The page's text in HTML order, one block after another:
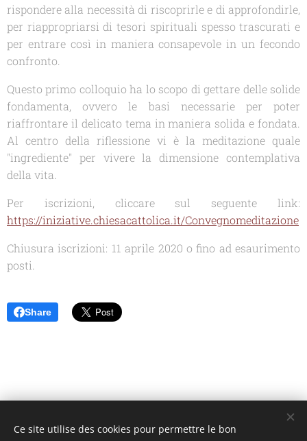
rispondere alla necessità di riscoprirle e di approfondirle,
per riappropriarsi di tesori spirituali spesso trascurati e
per entrare così in maniera consapevole in un fecondo
confronto.
Questo primo colloquio ha lo scopo di gettare delle solide
fondamenta, ovvero le basi necessarie per poter
riaffrontare il delicato tema in maniera solida e fondata.
Al centro della riflessione vi è la meditazione quale
"ingrediente" per vivere la dimensione contemplativa
della vita.
Per iscrizioni, cliccare sul seguente link:
https://iniziative.chiesacattolica.it/Convegnomeditazione
Chiusura iscrizioni: 11 aprile 2020 o fino ad esaurimento
posti.
Share
Unione Superiori Generali - Via dei Penitenzieri 19 -00193 ROMA
Ce site utilise des cookies pour permettre le bon